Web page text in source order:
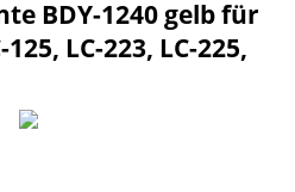
BDY-1240 gelb für
LC-223, LC-225,